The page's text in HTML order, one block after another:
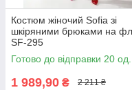
Костюм жіночий Sofia зі
шкіряними брюками на
SF-295
Готово до відправки 20 од.
1 989,90 ₴ 2 211 ₴